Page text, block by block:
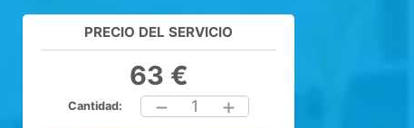
PRECIO DEL SERVICIO
63 €
Cantidad: 1